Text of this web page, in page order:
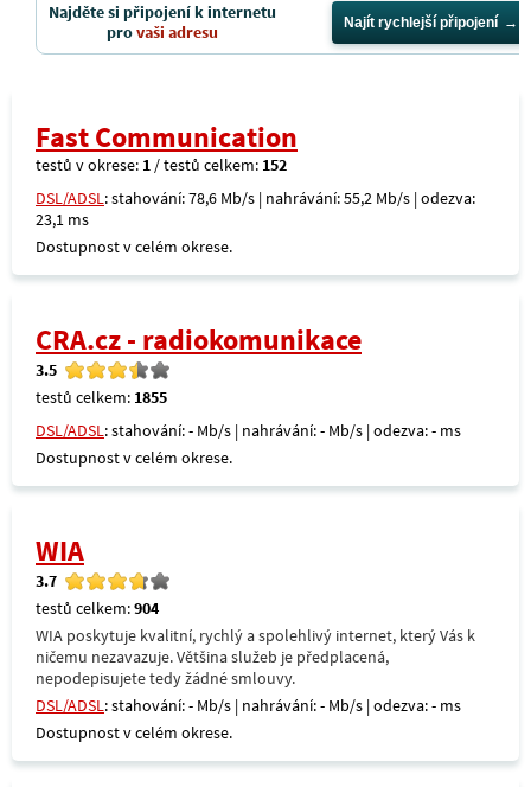
Najděte si připojení k internetu
provaši adresu Najít rychlejší připojení
Fast Communication
testů v okrese: 1 / testů celkem: 152
DSL/ADSL: stahování: 78,6 Mb/s | nahrávání: 55,2 Mb/s | odezva:
23,1 ms
Dostupnost v celém okrese.
CRA.cz - radiokomunikace
3.5
testů celkem: 1855
DSL/ADSL: stahování: - Mb/s | nahrávání: - Mb/s | odezva: - ms
Dostupnost v celém okrese.
WIA
3.7
testů celkem:904
WIA poskytuje kvalitní, rychlý a spolehlivý internet, který Vás k
ničemu nezavazuje. Většina služeb je předplacená,
nepodepisujete tedy žádné smlouvy.
DSL/ADSL: stahování: - Mb/s | nahrávání: - Mb/s | odezva: - ms
Dostupnost v celém okrese.